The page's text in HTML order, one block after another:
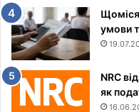
умови
NRC
як